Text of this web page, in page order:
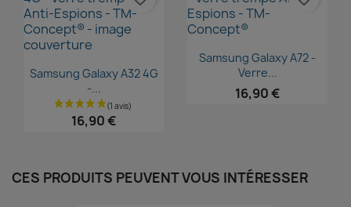
Aperçu rapide
Samsung Galaxy A32 4G
-...
16,90 €
Aperçu rapide
Samsung Galaxy A72 -
Verre...
16,90 €
CES PRODUITS PEUVENT VOUS INTÉRESSER